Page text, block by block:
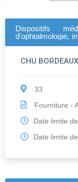
Dispositifs
d'ophtalmologie,
CHU BORDEAUX
33
Fourniture -
Date limite
Date limite